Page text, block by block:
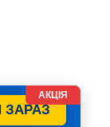
ЗАРАЗ
АКЦІЯ